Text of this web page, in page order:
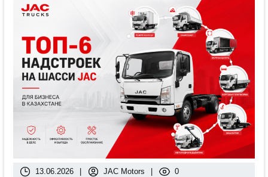
13.06.2026 JAC Motors 0